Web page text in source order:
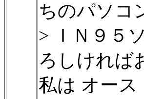
ちのパソコ
> ＩＮ９５
ろしければ
私は オース